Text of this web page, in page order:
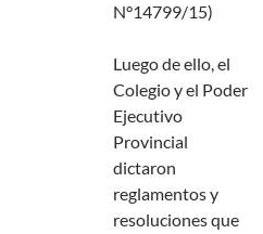
N°14799/15)
Luego de ello, el
Colegio y el Poder
Ejecutivo
Provincial
dictaron
reglamentos y
resoluciones que